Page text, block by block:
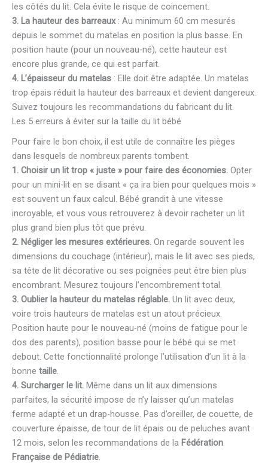
les côtés du lit. Cela évite le risque de coincement.
3. La hauteur des barreaux: Au minimum 60 cm mesurés
depuis le sommet du matelas en position la plus basse. En
position haute (pour un nouveau-né), cette hauteur est
encore plus grande, ce qui est parfait.
4. L’épaisseur du matelas : Elle doit être adaptée. Un matelas
trop épais réduit la hauteur des barreaux et devient dangereux.
Suivez toujours les recommandations du fabricant du lit.
Les 5 erreurs à éviter sur la taille du lit bébé
Pour faire le bon choix, il est utile de connaître les pièges
dans lesquels de nombreux parents tombent.
1. Choisir un lit trop « juste » pour faire des économies. Opter
pour un mini-lit en se disant « ça ira bien pour quelques mois »
est souvent un faux calcul. Bébé grandit à une vitesse
incroyable, et vous vous retrouverez à devoir racheter un lit
plus grand bien plus tôt que prévu.
2. Négliger les mesures extérieures. On regarde souvent les
dimensions du couchage (intérieur), mais le lit avec ses pieds,
sa tête de lit décorative ou ses poignées peut être bien plus
encombrant. Mesurez toujours l’encombrement total.
3. Oublier la hauteur du matelas réglable. Un lit avec deux,
voire trois hauteurs de matelas est un atout précieux.
Position haute pour le nouveau-né (moins de fatigue pour le
dos des parents), position basse pour le bébé qui se met
debout. Cette fonctionnalité prolonge l’utilisation d’un lit à la
bonne taille.
4. Surcharger le lit. Même dans un lit aux dimensions
parfaites, la sécurité impose de n’y laisser qu’un matelas
ferme adapté et un drap-housse. Pas d’oreiller, de couette, de
couverture épaisse, de tour de lit épais ou de peluches avant
12 mois, selon les recommandations de la Fédération
Française de Pédiatrie.